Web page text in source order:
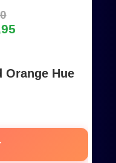
Orange Hue